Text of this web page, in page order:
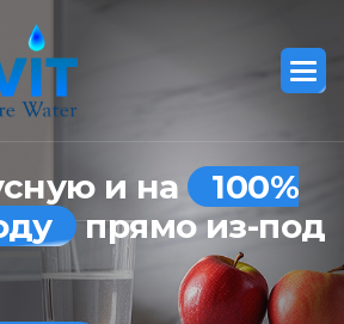
и на
100%
прямо из-под